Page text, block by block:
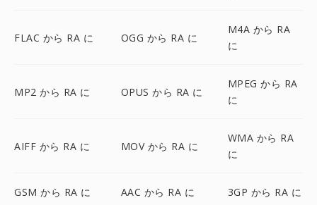
FLAC から RA に OGG から RA に
M4A から RA
に
MP2 から RA に OPUS から RA に
MPEG から RA
に
AIFF から RA に MOV から RA に
WMA から RA
に
GSM から RA に AAC から RA に 3GP から RA に